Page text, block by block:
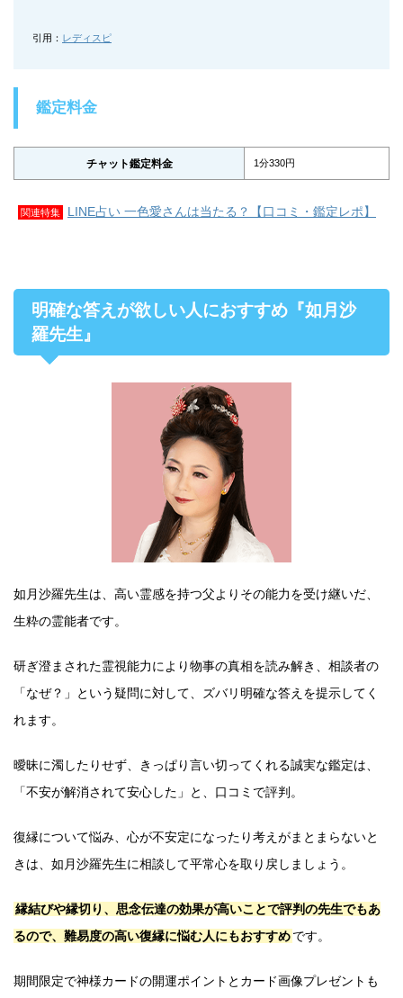
引用： レディスピ
鑑定料金
チャット鑑定料金 1分330円
関連特集 LINE占い 一色愛さんは当たる？【口コミ・鑑定レポ】
明確な答えが欲しい人におすすめ『如月沙
羅先生』
如月沙羅先生は、高い霊感を持つ父よりその能力を受け継いだ、
生粋の霊能者です。
研ぎ澄まされた霊視能力により物事の真相を読み解き、相談者の
「なぜ？」という疑問に対して、ズバリ明確な答えを提示してく
れます。
曖昧に濁したりせず、きっぱり言い切ってくれる誠実な鑑定は、
「不安が解消されて安心した」と、口コミで評判。
復縁について悩み、心が不安定になったり考えがまとまらないと
きは、如月沙羅先生に相談して平常心を取り戻しましょう。
縁結びや縁切り、思念伝達の効果が高いことで評判の先生でもあ
るので、難易度の高い復縁に悩む人にもおすすめです。
期間限定で神様カードの開運ポイントとカード画像プレゼントも